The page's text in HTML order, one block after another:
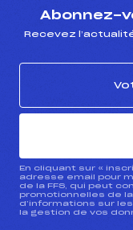
Abonnez-
Recevez
En cliquant sur «
adresse email pour
de la FFS, qui peut
promotionnelles de la
d’informations sur
la gestion de vos